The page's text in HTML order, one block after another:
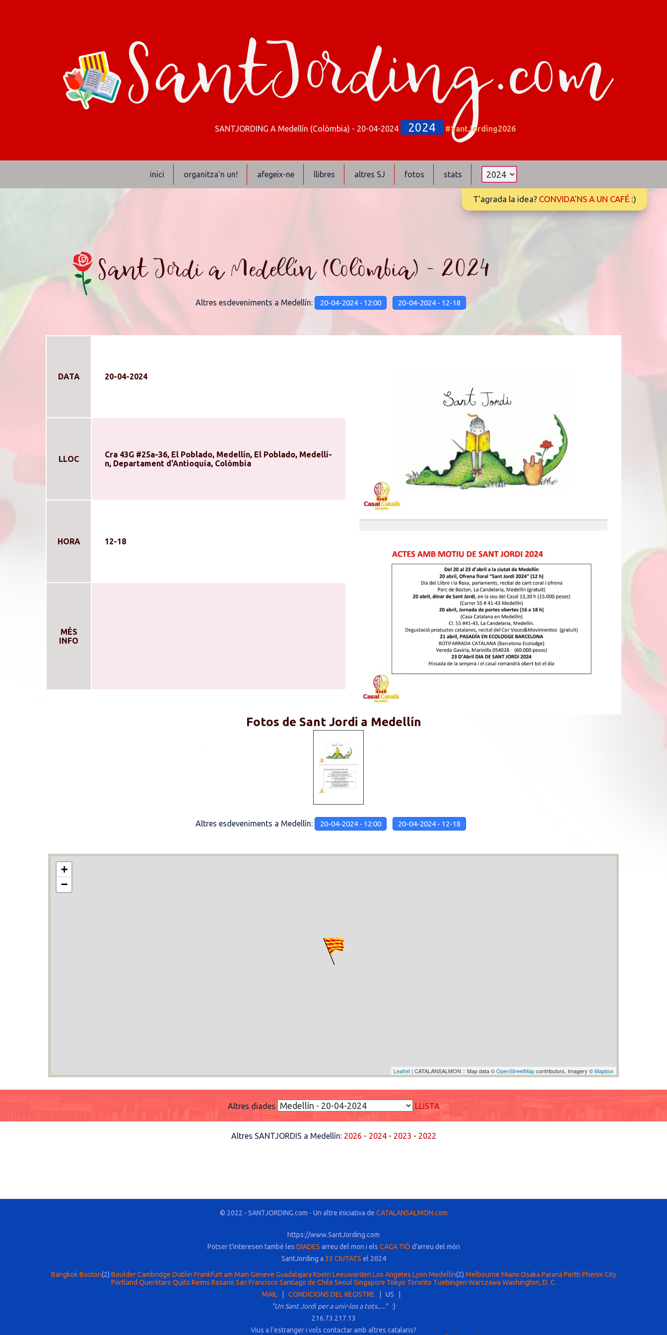
SantJording.com
SANTJORDING A Medellín (Colòmbia) - 20-04-2024 2024 #SantJording2026
inici organitza'n un! afegeix-ne llibres altres SJ fotos stats
T'agrada la idea? CONVIDA'NS A UN CAFÉ :)
Sant Jordi a Medellín (Colòmbia) - 2024
Altres esdeveniments a Medellín: 20-04-2024 - 12:00 20-04-2024 - 12-18
DATA 20-04-2024
LLOC
Cra 43G #25a-36, El Poblado, Medellí­n, El Poblado, Medellí­
n, Departament d'Antioquia, Colòmbia
HORA 12-18
MÉS
INFO
Fotos de Sant Jordi a Medellín
Altres esdeveniments a Medellín: 20-04-2024 - 12:00 20-04-2024 - 12-18
+
−
Leaflet | CATALANSALMON :: Map data ©OpenStreetMapcontributors, Imagery ©Mapbox
Altres diades LLISTA
Altres SANTJORDIS a Medellín: 2026 - 2024- 2023 - 2022
© 2022 - SANTJORDING.com - Un altre iniciativa de CATALANSALMON.com
https://www.SantJording.com
Potser t'interesen també les DIADES arreu del mon i els CAGA TIÓ d'arreu del món
SantJording a 33 CIUTATS el 2024
Bangkok Boston(2) Boulder Cambridge Dublin Frankfurt am Main Geneve Guadalajara Koeln Leeuwarden Los Angeles Lyon Medellín(2) Melbourne Miami Osaka Paraná Perth Phenix City
Portland Querétaro Quito Reims Rosario San Francisco Santiago de Chile Seoul Singapore Tokyo Toronto Tuebingen Warszawa Washington, D. C.
MAIL
CONDICIONS DEL REGISTRE | US |
"Un Sant Jordi per a unir-los a tots.....":)
216.73.217.13
Vius a l'estranger i vols contactar amb altres catalans?